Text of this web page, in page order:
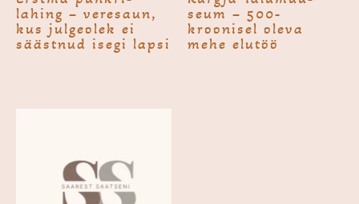
lahing – veresaun,
kus julgeolek ei
säästnud isegi lapsi
seum – 500-
kroonisel oleva
mehe elutöö